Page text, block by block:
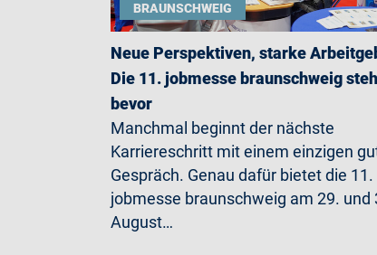
BRAUNSCHWEIG
Neue Perspektiven, starke
Die 11. jobmesse braunschweig
bevor
Manchmal beginnt der nächste
Karriereschritt mit einem einzigen
Gespräch. Genau dafür bietet die 11.
jobmesse braunschweig am 29. und
August…